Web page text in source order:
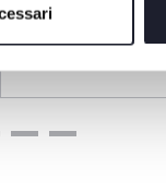
Couverts en